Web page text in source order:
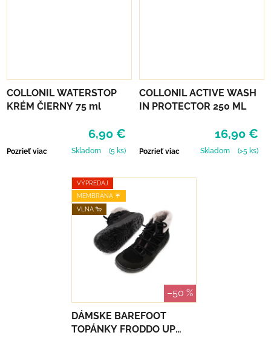
COLLONIL WATERSTOP
KRÉM ČIERNY 75 ml
6,90 €
Pozrieť viac Skladom (5 ks)
COLLONIL ACTIVE WASH
IN PROTECTOR 250 ML
16,90 €
Pozrieť viac Skladom (>5 ks)
VÝPREDAJ
MEMBRÁNA ☔️
VLNA 🐑
–50 %
DÁMSKE BAREFOOT
TOPÁNKY FRODDO UP